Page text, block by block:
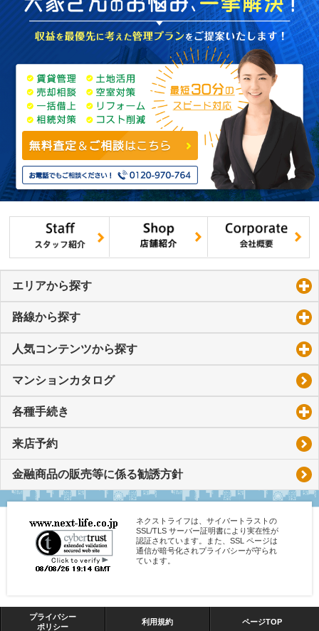
エリアから探す
路線から探す
人気コンテンツから探す
マンションカタログ
各種手続き
来店予約
金融商品の販売等に係る勧誘方針
ネクストライフは、サイバートラストの
SSL/TLS サーバー証明書により実在性が
認証されています。また、SSL ページは
通信が暗号化されプライバシーが守られ
ています。
プライバシー
ポリシー
利用規約 ページTOP